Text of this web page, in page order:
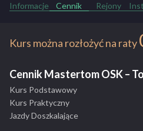
zwłaszcza, jeśli mało wiesz o tym
boisz się wsiąść za kółko,
bądź dawno już za nim nie
się poprowadzić!
Informacje Cennik Rejony
Kurs można rozłożyć na raty
Cennik Mastertom OSK –
Kurs Podstawowy
Kurs Praktyczny
Jazdy Doszkalające